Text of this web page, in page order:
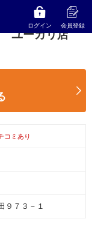
ログイン 会員登録
クオール株式会社
ユーカリ店
コミあり
９７３－１